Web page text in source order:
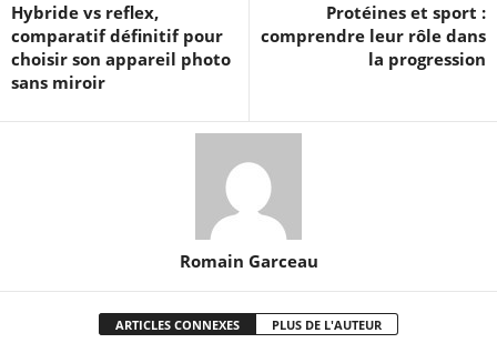
Hybride vs reflex,
comparatif définitif pour
choisir son appareil photo
sans miroir
Protéines et sport :
comprendre leur rôle dans
la progression
Romain Garceau
ARTICLES CONNEXES PLUS DE L'AUTEUR